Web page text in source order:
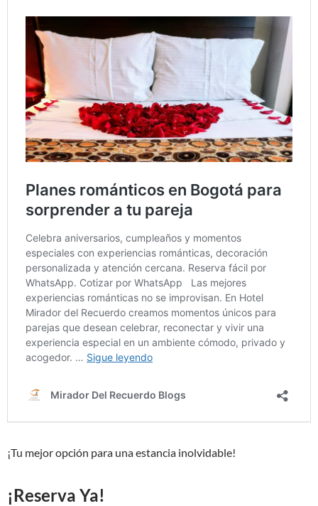
¡Tu mejor opción para una estancia inolvidable!
¡Reserva Ya!